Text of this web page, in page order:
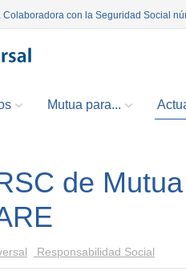
Colaboradora con la Seguridad Social
Mutua para...
de
Responsabilidad Social